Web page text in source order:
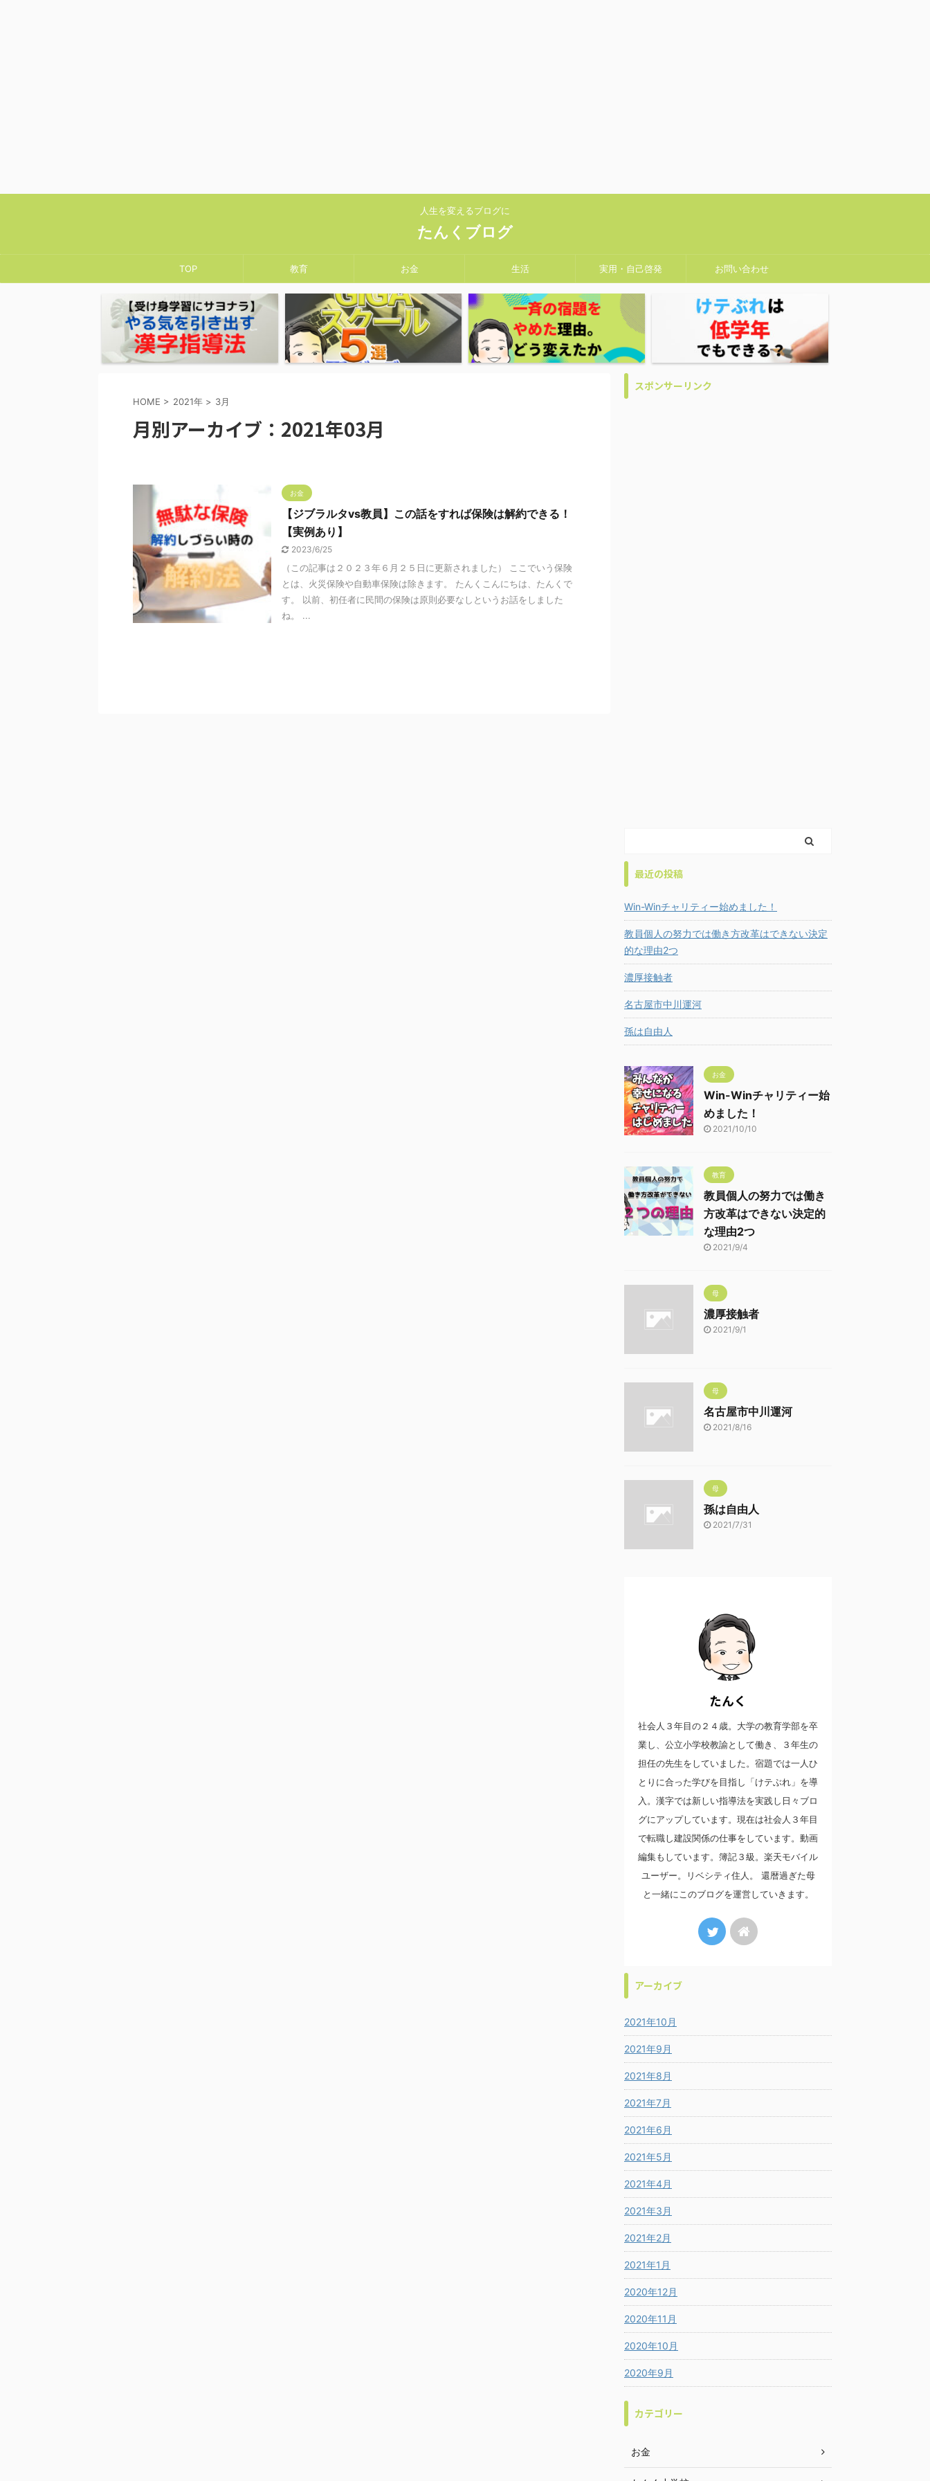
人生を変えるブログに
たんくブログ
TOP 教育 お金 生活 実用・自己啓発 お問い合わせ
HOME > 2021年 > 3月
月別アーカイブ：2021年03月
お金
【ジブラルタvs教員】この話をすれば保険は解約できる！
【実例あり】
2023/6/25
（この記事は２０２３年６月２５日に更新されました） ここでいう保険
とは、火災保険や自動車保険は除きます。 たんくこんにちは、たんくで
す。 以前、初任者に民間の保険は原則必要なしというお話をしました
ね。 ...
スポンサーリンク
最近の投稿
Win-Winチャリティー始めました！
教員個人の努力では働き方改革はできない決定
的な理由2つ
濃厚接触者
名古屋市中川運河
孫は自由人
お金
Win-Winチャリティー始
めました！
2021/10/10
教育
教員個人の努力では働き
方改革はできない決定的
な理由2つ
2021/9/4
母
濃厚接触者
2021/9/1
母
名古屋市中川運河
2021/8/16
母
孫は自由人
2021/7/31
たんく
社会人３年目の２４歳。大学の教育学部を卒
業し、公立小学校教諭として働き、３年生の
担任の先生をしていました。宿題では一人ひ
とりに合った学びを目指し「けテぶれ」を導
入。漢字では新しい指導法を実践し日々ブロ
グにアップしています。現在は社会人３年目
で転職し建設関係の仕事をしています。動画
編集もしています。簿記３級。楽天モバイル
ユーザー。リベシティ住人。 還暦過ぎた母
と一緒にこのブログを運営していきます。
アーカイブ
2021年10月
2021年9月
2021年8月
2021年7月
2021年6月
2021年5月
2021年4月
2021年3月
2021年2月
2021年1月
2020年12月
2020年11月
2020年10月
2020年9月
カテゴリー
お金